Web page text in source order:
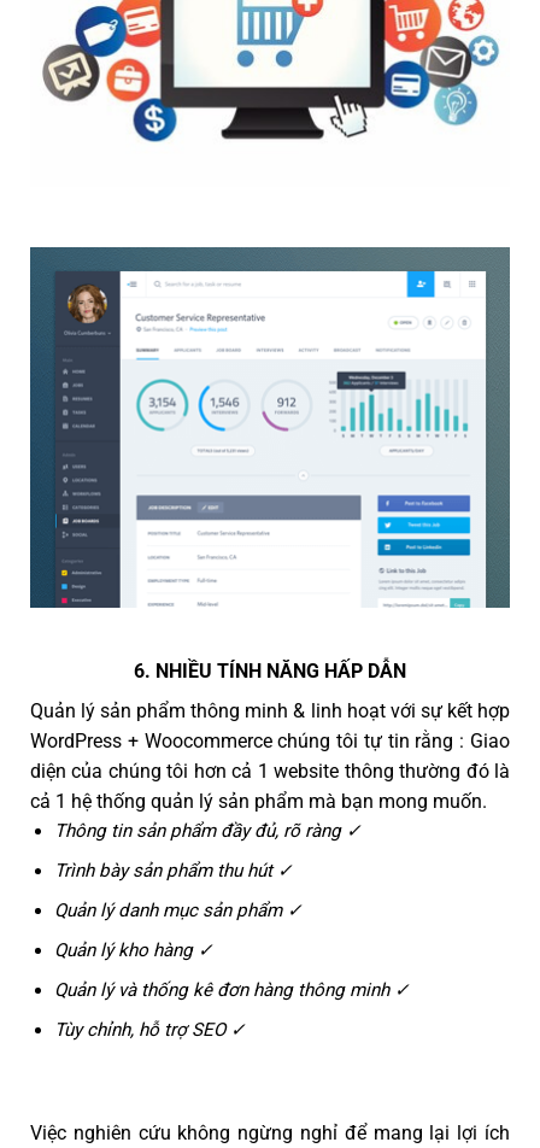
6. NHIỀU TÍNH NĂNG HẤP DẪN
Quản lý sản phẩm thông minh & linh hoạt với sự kết hợp
WordPress + Woocommerce chúng tôi tự tin rằng : Giao
diện của chúng tôi hơn cả 1 website thông thường đó là
cả 1 hệ thống quản lý sản phẩm mà bạn mong muốn.
Thông tin sản phẩm đầy đủ, rõ ràng ✓
Trình bày sản phẩm thu hút ✓
Quản lý danh mục sản phẩm ✓
Quản lý kho hàng ✓
Quản lý và thống kê đơn hàng thông minh ✓
Tùy chỉnh, hỗ trợ SEO ✓
Việc nghiên cứu không ngừng nghỉ để mang lại lợi ích